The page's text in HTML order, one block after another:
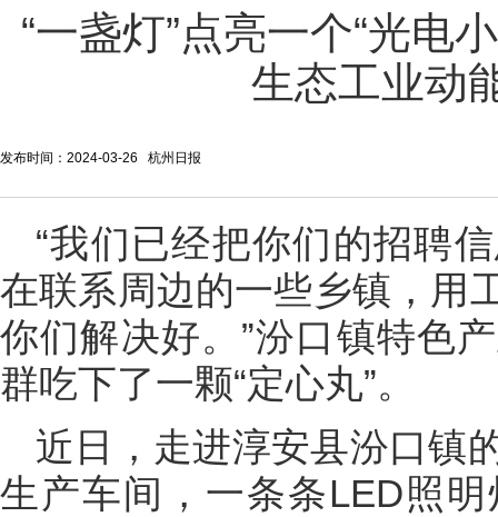
“一盏灯”点亮一个“光电
生态工业动
发布时间：2024-03-26 杭州日报
“我们已经把你们的招聘
在联系周边的一些乡镇，用
你们解决好。”汾口镇特色
群吃下了一颗“定心丸”。
近日，走进淳安县汾口镇
生产车间，一条条LED照